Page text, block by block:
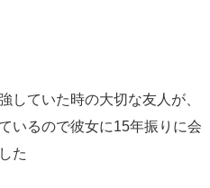
していた時の大切な友人が、
いるので彼女に15年振りに会
た